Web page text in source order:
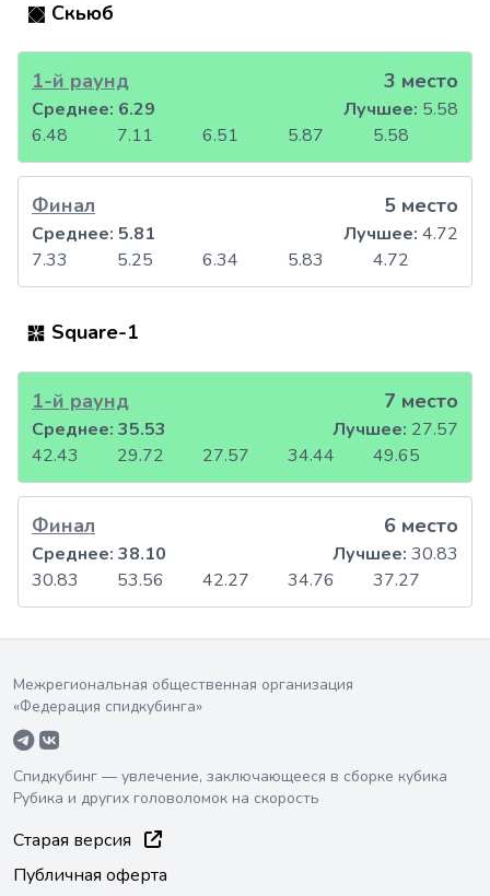
Скьюб
1-й раунд 3 место
6.48 7.11 6.51 5.87 5.58
Среднее: 6.29 Лучшее: 5.58
Финал 5 место
7.33 5.25 6.34 5.83 4.72
Среднее: 5.81 Лучшее: 4.72
Square-1
1-й раунд 7 место
42.43 29.72 27.57 34.44 49.65
Среднее: 35.53 Лучшее: 27.57
Финал 6 место
30.83 53.56 42.27 34.76 37.27
Среднее: 38.10 Лучшее: 30.83
Межрегиональная общественная организация
«Федерация спидкубинга»
Спидкубинг — увлечение, заключающееся в сборке кубика
Рубика и других головоломок на скорость
Старая версия
Публичная оферта